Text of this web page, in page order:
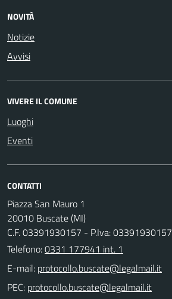
NOVITÀ
Notizie
Avvisi
VIVERE IL COMUNE
Luoghi
Eventi
CONTATTI
Piazza San Mauro 1
20010 Buscate (MI)
C.F. 03391930157 - P.Iva: 03391930157
Telefono:0331 177941 int. 1
E-mail:
PEC: